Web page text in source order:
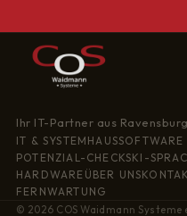
Ihr IT-Partner aus
IT & SYSTEMHAUSSOFTWARE
POTENZIAL-CHECKSKI-
HARDWARE ÜBER UNS
FERNWARTUNG
© 2026 COS Waidmann Systeme